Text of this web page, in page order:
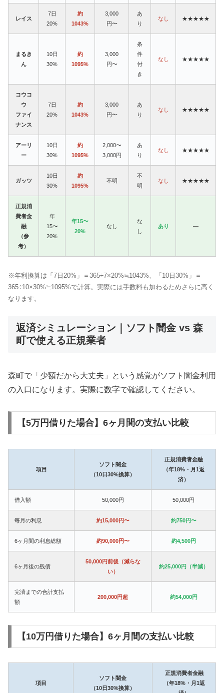
レイス
7日
20%
約
1043%
3,000
円〜
あ
り
なし ★★★★★
まるき
ん
10日
30%
約
1095%
3,000
円〜
条
件
付
き
なし ★★★★★
コウコ
ウ
ファイ
ナンス
7日
20%
約
1043%
3,000
円〜
あ
り
なし ★★★★★
アーリ
ー
10日
30%
約
1095%
2,000〜
3,000円
あ
り
なし ★★★★★
ガッツ
10日
30%
約
1095%
不明
不
明
なし ★★★★★
正規消
費者金
融
（参
考）
年
15〜
20%
年15〜
20%
なし
な
し
あり —
※年利換算は「7日20%」＝365÷7×20%≒1043%、「10日30%」＝
365÷10×30%≒1095%で計算。実際には手数料も加わるためさらに高く
なります。
返済シミュレーション｜ソフト闇金 vs 森
町で使える正規業者
森町で「少額だから大丈夫」という感覚がソフト闇金利用
の入口になります。実際に数字で確認してください。
【5万円借りた場合】6ヶ月間の支払い比較
項目
ソフト闇金
（10日30%換算）
正規消費者金融
（年18%・月1返
済）
借入額 50,000円 50,000円
毎月の利息 約15,000円〜 約750円〜
6ヶ月間の利息総額 約90,000円〜 約4,500円
6ヶ月後の残債
50,000円前後（減らな
い）
約25,000円（半減）
完済までの合計支払
額
200,000円超 約54,000円
【10万円借りた場合】6ヶ月間の支払い比較
項目
ソフト闇金
（10日30%換算）
正規消費者金融
（年18%・月1返